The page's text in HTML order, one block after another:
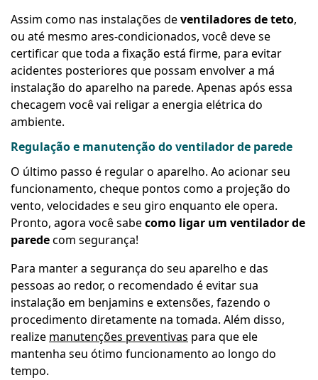
Assim como nas instalações deventiladores de teto,
ou até mesmo ares-condicionados, você deve se
certificar que toda a fixação está firme, para evitar
acidentes posteriores que possam envolver a má
instalação do aparelho na parede. Apenas após essa
checagem você vai religar a energia elétrica do
ambiente.
Regulação e manutenção do ventilador de parede
O último passo é regular o aparelho. Ao acionar seu
funcionamento, cheque pontos como a projeção do
vento, velocidades e seu giro enquanto ele opera.
Pronto, agora você sabecomo ligar um ventilador de
paredecom segurança!
Para manter a segurança do seu aparelho e das
pessoas ao redor, o recomendado é evitar sua
instalação em benjamins e extensões, fazendo o
procedimento diretamente na tomada. Além disso,
realize manutenções preventivas para que ele
mantenha seu ótimo funcionamento ao longo do
tempo.